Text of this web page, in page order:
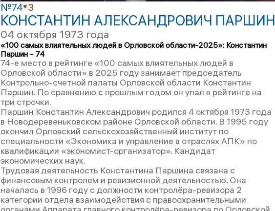
№74 3
КОНСТАНТИН АЛЕКСАНДРОВИЧ ПАРШИН
04 октября 1973 года
«100 самых влиятельных людей в Орловской области-2025»: Константин
Паршин - 74
74-е место в рейтинге «100 самых влиятельных людей в
Орловской области» в 2025 году занимает председатель
Контрольно-счетной палаты Орловской области Константин
Паршин. По сравнению с прошлым годом он упал в рейтинге на
три строчки.
Паршин Константин Александрович родился 4 октября 1973 года
в Новодеревеньковском районе Орловской области. В 1995 году
окончил Орловский сельскохозяйственный институт по
специальности «Экономика и управление в отраслях АПК» по
квалификации «экономист-организатор». Кандидат
экономических наук.
Трудовая деятельность Константина Паршина связана с
финансовым контролем и ревизионной деятельностью. Она
началась в 1996 году с должности контролёра-ревизора 2
категории отдела взаимодействия с правоохранительными